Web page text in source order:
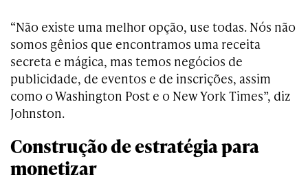
“Não existe uma melhor opção, use todas. Nós não
somos gênios que encontramos uma receita
secreta e mágica, mas temos negócios de
publicidade, de eventos e de inscrições, assim
como o Washington Post e o New York Times”, diz
Johnston.
Construção de estratégia para
monetizar